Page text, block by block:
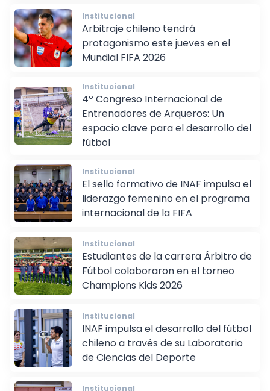
Institucional
Arbitraje chileno tendrá
protagonismo este jueves en el
Institucional
4º Congreso Internacional de
Entrenadores de Arqueros: Un
espacio clave para el desarrollo del
Institucional
El sello formativo de INAF impulsa el
liderazgo femenino en el programa
Institucional
Estudiantes de la carrera Árbitro de
Fútbol colaboraron en el torneo
Champions Kids 2026
Institucional
INAF impulsa el desarrollo del fútbol
chileno a través de su Laboratorio
de Ciencias del Deporte